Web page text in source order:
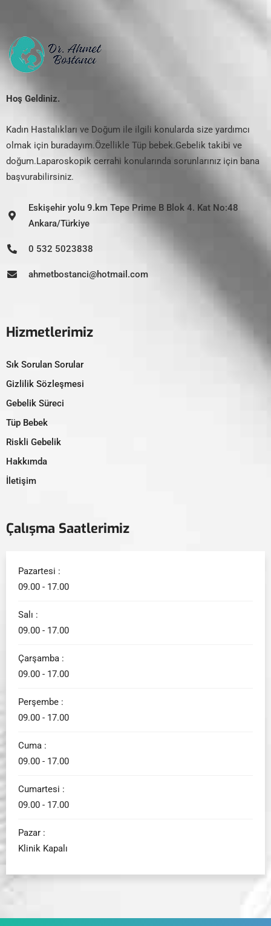
Hoş Geldiniz.
Kadın Hastalıkları ve Doğum ile ilgili konularda size yardımcı
olmak için buradayım.Özellikle Tüp bebek.Gebelik takibi ve
doğum.Laparoskopik cerrahi konularında sorunlarınız için bana
başvurabilirsiniz.
Eskişehir yolu 9.km Tepe Prime B Blok 4. Kat No:48
Ankara/Türkiye
0 532 5023838
ahmetbostanci@hotmail.com
Hizmetlerimiz
Sık Sorulan Sorular
Gizlilik Sözleşmesi
Gebelik Süreci
Tüp Bebek
Riskli Gebelik
Hakkımda
İletişim
Çalışma Saatlerimiz
Pazartesi :
09.00 - 17.00
Salı :
09.00 - 17.00
Çarşamba :
09.00 - 17.00
Perşembe :
09.00 - 17.00
Cuma :
09.00 - 17.00
Cumartesi :
09.00 - 17.00
Pazar :
Klinik Kapalı